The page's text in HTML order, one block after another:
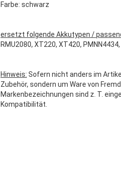
Farbe: schwarz
ersetzt folgende Akkutypen /
RMU2080, XT220, XT420,
Hinweis: Sofern nicht anders im
Zubehör, sondern um Ware von
Markenbezeichnungen sind z. T.
Kompatibilität.